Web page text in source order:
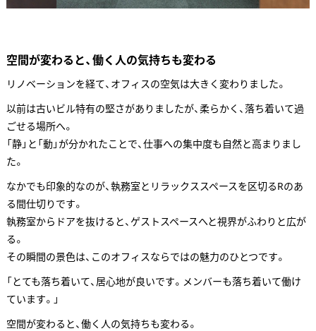
空間が変わると、働く人の気持ちも変わる
リノベーションを経て、オフィスの空気は大きく変わりました。
以前は古いビル特有の堅さがありましたが、柔らかく、落ち着いて過
ごせる場所へ。
「静」と「動」が分かれたことで、仕事への集中度も自然と高まりまし
た。
なかでも印象的なのが、執務室とリラックススペースを区切るRのあ
る間仕切りです。
執務室からドアを抜けると、ゲストスペースへと視界がふわりと広が
る。
その瞬間の景色は、このオフィスならではの魅力のひとつです。
「とても落ち着いて、居心地が良いです。メンバーも落ち着いて働け
ています。」
空間が変わると、働く人の気持ちも変わる。